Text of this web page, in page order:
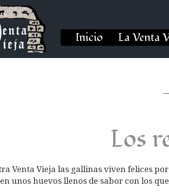
Inicio La Venta
Los
Venta Vieja las gallinas viven felices
unos huevos llenos de sabor con los